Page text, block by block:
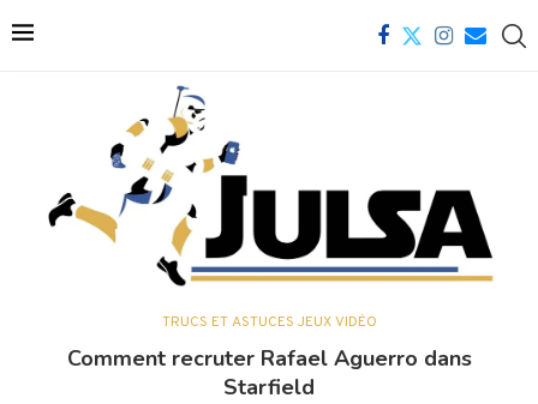
TRUCS ET ASTUCES JEUX VIDÉO
Comment recruter Rafael Aguerro dans
Starfield